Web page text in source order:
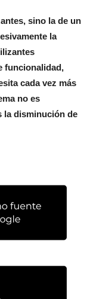
sino la de un
la
funcionalidad,
cada vez más
no es
la disminución de